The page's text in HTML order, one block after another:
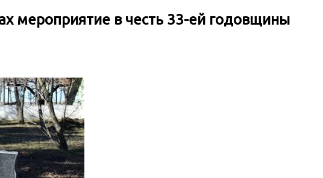
мероприятие в честь 33-ей годовщины